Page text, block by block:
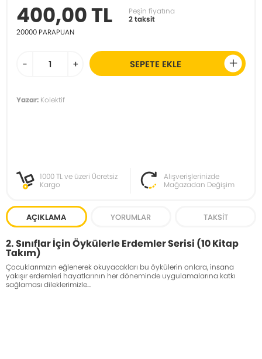
400,00 TL
Peşin fiyatına
2 taksit
20000 PARAPUAN
- + SEPETE EKLE
Yazar: Kolektif
1000 TL ve üzeri Ücretsiz
Kargo
Alışverişlerinizde
Mağazadan Değişim
AÇIKLAMA YORUMLAR TAKSIT
2. Sınıflar İçin Öykülerle Erdemler Serisi (10 Kitap
Takım)
Çocuklarımızın eğlenerek okuyacakları bu öykülerin onlara, insana
yakışır erdemleri hayatlarının her döneminde uygulamalarına katkı
sağlaması dileklerimizle...